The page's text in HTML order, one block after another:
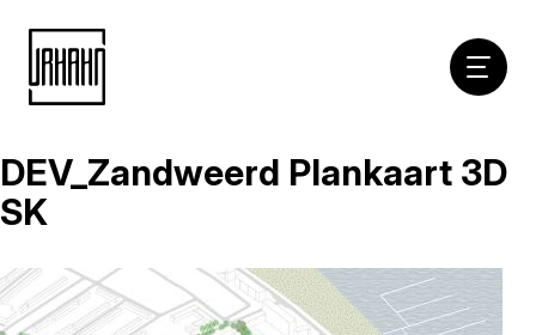
Naar
inhoud
DEV_Zandweerd Plankaart 3D
SK